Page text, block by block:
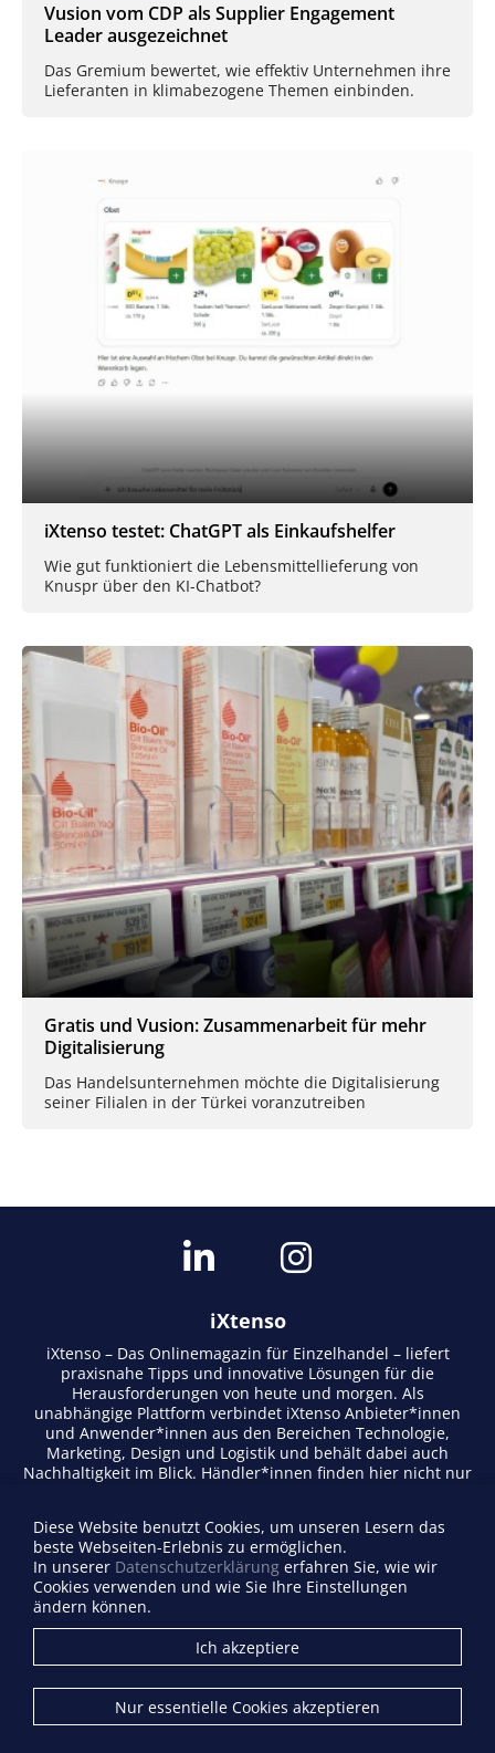
Vusion vom CDP als Supplier Engagement
Leader ausgezeichnet
Das Gremium bewertet, wie effektiv Unternehmen ihre
Lieferanten in klimabezogene Themen einbinden.
iXtenso testet: ChatGPT als Einkaufshelfer
Wie gut funktioniert die Lebensmittellieferung von
Knuspr über den KI-Chatbot?
Gratis und Vusion: Zusammenarbeit für mehr
Digitalisierung
Das Handelsunternehmen möchte die Digitalisierung
seiner Filialen in der Türkei voranzutreiben
iXtenso
iXtenso – Das Onlinemagazin für Einzelhandel – liefert
praxisnahe Tipps und innovative Lösungen für die
Herausforderungen von heute und morgen. Als
unabhängige Plattform verbindet iXtenso Anbieter*innen
und Anwender*innen aus den Bereichen Technologie,
Marketing, Design und Logistik und behält dabei auch
Nachhaltigkeit im Blick. Händler*innen finden hier nicht nur
lebendigen Schreibstil und relevantem Content fördert das
Magazin den Austausch innerhalb der Retail-Community.
Ob digitale Trends oder praktische Alltagstipps – iXtenso
macht Wissen für den Handel zugänglich.
Firma eintragen
Mediadaten
Kontakt
Diese Website benutzt Cookies, um unseren Lesern das
beste Webseiten-Erlebnis zu ermöglichen.
In unserer Datenschutzerklärung erfahren Sie, wie wir
Cookies verwenden und wie Sie Ihre Einstellungen
ändern können.
Ich akzeptiere
Nur essentielle Cookies akzeptieren